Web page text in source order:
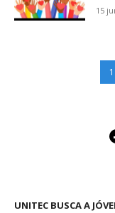
15
1
UNITEC BUSCA A